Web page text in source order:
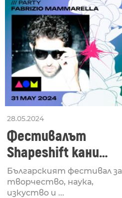
28.05.2024
Фестивалът
Shapeshift кани
Fabrizio Mammarella
за откриването си
Българският фестивал за
творчество, наука,
изкуство и ...